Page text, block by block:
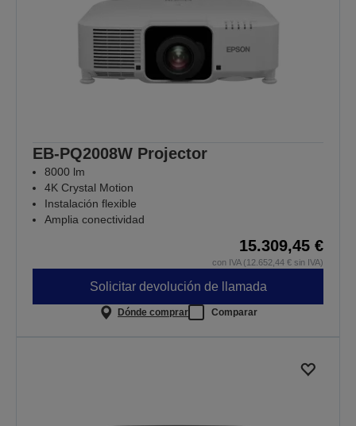
EB-PQ2008W Projector
8000 lm
4K Crystal Motion
Instalación flexible
Amplia conectividad
15.309,45 €
con IVA (12.652,44 € sin IVA)
Solicitar devolución de llamada
Dónde comprar Comparar